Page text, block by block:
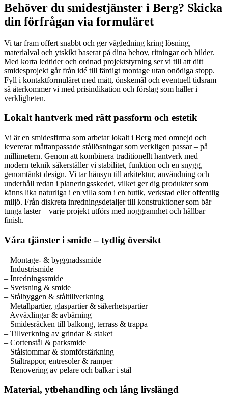
Behöver du smidestjänster i Berg? Skicka
din förfrågan via formuläret
Vi tar fram offert snabbt och ger vägledning kring lösning,
materialval och ytskikt baserat på dina behov, ritningar och bilder.
Med korta ledtider och ordnad projektstyrning ser vi till att ditt
smidesprojekt går från idé till färdigt montage utan onödiga stopp.
Fyll i kontaktformuläret med mått, önskemål och eventuell tidsram
så återkommer vi med prisindikation och förslag som håller i
verkligheten.
Lokalt hantverk med rätt passform och estetik
Vi är en smidesfirma som arbetar lokalt i Berg med omnejd och
levererar måttanpassade stållösningar som verkligen passar – på
millimetern. Genom att kombinera traditionellt hantverk med
modern teknik säkerställer vi stabilitet, funktion och en snygg,
genomtänkt design. Vi tar hänsyn till arkitektur, användning och
underhåll redan i planeringsskedet, vilket ger dig produkter som
känns lika naturliga i en villa som i en butik, verkstad eller offentlig
miljö. Från diskreta inredningsdetaljer till konstruktioner som bär
tunga laster – varje projekt utförs med noggrannhet och hållbar
finish.
Våra tjänster i smide – tydlig översikt
– Montage- & byggnadssmide
– Industrismide
– Inredningssmide
– Svetsning & smide
– Stålbyggen & ståltillverkning
– Metallpartier, glaspartier & säkerhetspartier
– Avväxlingar & avbärning
– Smidesräcken till balkong, terrass & trappa
– Tillverkning av grindar & staket
– Cortenstål & parksmide
– Stålstommar & stomförstärkning
– Ståltrappor, entresoler & ramper
– Renovering av pelare och balkar i stål
Material, ytbehandling och lång livslängd